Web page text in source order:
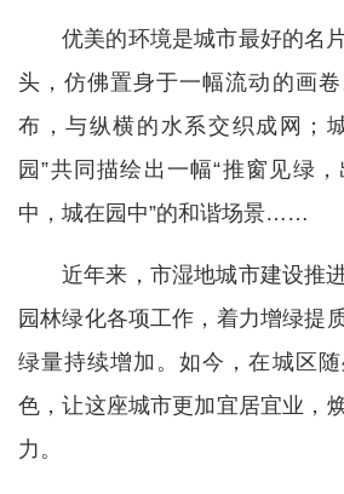
优美的环境是城市最好的名
头，仿佛置身于一幅流动的画
布，与纵横的水系交织成网；
园”共同描绘出一幅“推窗见绿
中，城在园中”的和谐场景……
近年来，市湿地城市建设推
园林绿化各项工作，着力增绿提
绿量持续增加。如今，在城区
色，让这座城市更加宜居宜业，
力。